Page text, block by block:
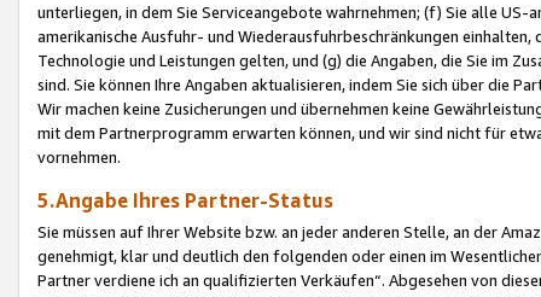
unterliegen, in dem Sie Serviceangebote wahrnehmen; (f) Sie alle
amerikanische Ausfuhr- und Wiederausfuhrbeschränkungen
Technologie und Leistungen gelten, und (g) die Angaben, die Sie im
sind. Sie können Ihre Angaben aktualisieren, indem Sie sich über die
Wir machen keine Zusicherungen und übernehmen keine
mit dem Partnerprogramm erwarten können, und wir sind nicht für
vornehmen.
5.Angabe Ihres Partner-Status
Sie müssen auf Ihrer Website bzw. an jeder anderen Stelle, an der
genehmigt, klar und deutlich den folgenden oder einen im
Partner verdiene ich an qualifizierten Verkäufen“. Abgesehen von